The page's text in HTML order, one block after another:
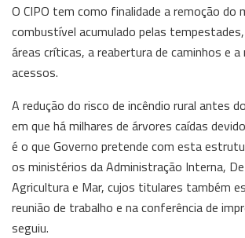
O CIPO tem como finalidade a remoção do
combustível acumulado pelas
áreas críticas, a reabertura de caminhos e a
acessos.
A redução do risco de incêndio rural antes
em que há milhares de árvores caídas
é o que Governo pretende com esta
os ministérios da Administração Interna,
Agricultura e Mar, cujos titulares também
reunião de trabalho e na conferência de
seguiu.